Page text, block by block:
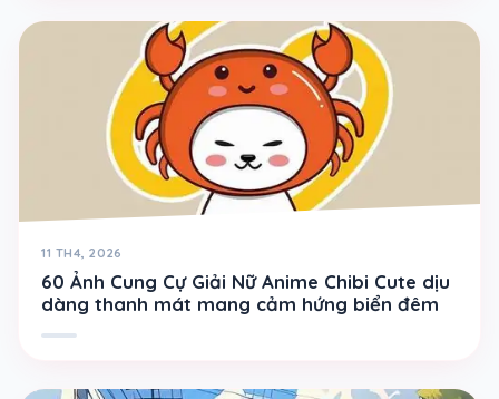
11 TH4, 2026
60 Ảnh Cung Cự Giải Nữ Anime Chibi Cute dịu
dàng thanh mát mang cảm hứng biển đêm